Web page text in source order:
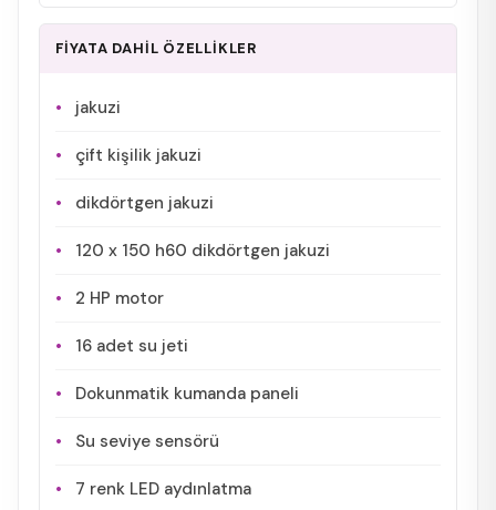
FİYATA DAHİL ÖZELLİKLER
jakuzi
çift kişilik jakuzi
dikdörtgen jakuzi
120 x 150 h60 dikdörtgen jakuzi
2 HP motor
16 adet su jeti
Dokunmatik kumanda paneli
Su seviye sensörü
7 renk LED aydınlatma